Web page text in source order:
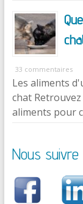
33 commentaires
Les aliments
chat
aliments pour
Nous